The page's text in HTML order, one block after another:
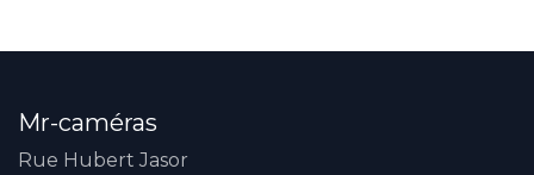
Mr-caméras
Rue Hubert Jasor